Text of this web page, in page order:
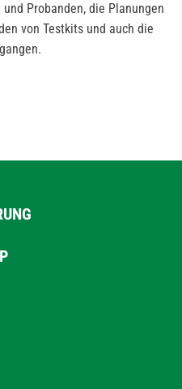
Probanden, die Planungen
von Testkits und auch die